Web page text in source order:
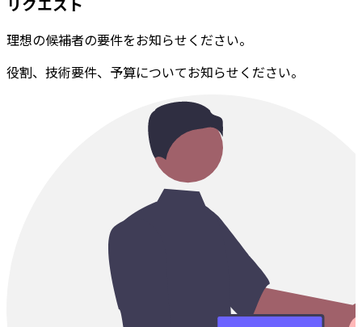
理想の候補者の要件をお知らせください。
役割、技術要件、予算についてお知らせください。